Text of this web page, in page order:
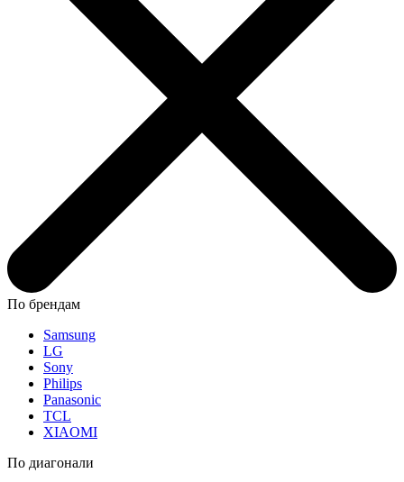
По брендам
Samsung
LG
Sony
Philips
Panasonic
TCL
XIAOMI
По диагонали